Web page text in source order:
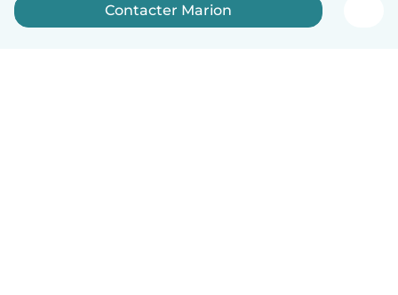
Contacter Marion